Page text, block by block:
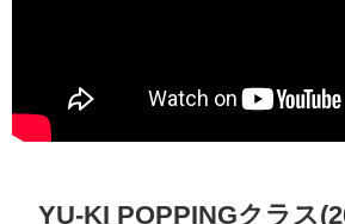
YU-KI POPPINGクラス